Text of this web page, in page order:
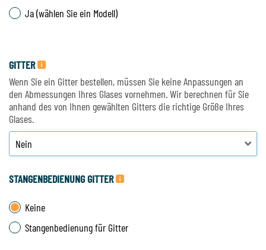
Ja (wählen Sie ein Modell)
GITTER
Wenn Sie ein Gitter bestellen, müssen Sie keine Anpassungen an
den Abmessungen Ihres Glases vornehmen. Wir berechnen für Sie
anhand des von Ihnen gewählten Gitters die richtige Größe Ihres
Glases.
STANGENBEDIENUNG GITTER
Keine
Stangenbedienung für Gitter